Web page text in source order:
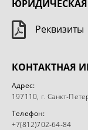
Реквизиты
КОНТАКТНАЯ
Адрес:
197110, г. Санкт-
Телефон:
+7(812)702-64-84